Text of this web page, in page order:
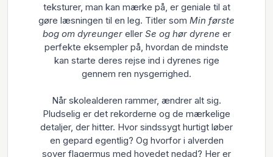
teksturer, man kan mærke på, er geniale til at
gøre læsningen til en leg. Titler som Min første
bog om dyreungereller Se og hør dyrene er
perfekte eksempler på, hvordan de mindste
kan starte deres rejse ind i dyrenes rige
gennem ren nysgerrighed.
Når skolealderen rammer, ændrer alt sig.
Pludselig er det rekorderne og de mærkelige
detaljer, der hitter. Hvor sindssygt hurtigt løber
en gepard egentlig? Og hvorfor i alverden
sover flagermus med hovedet nedad? Her er